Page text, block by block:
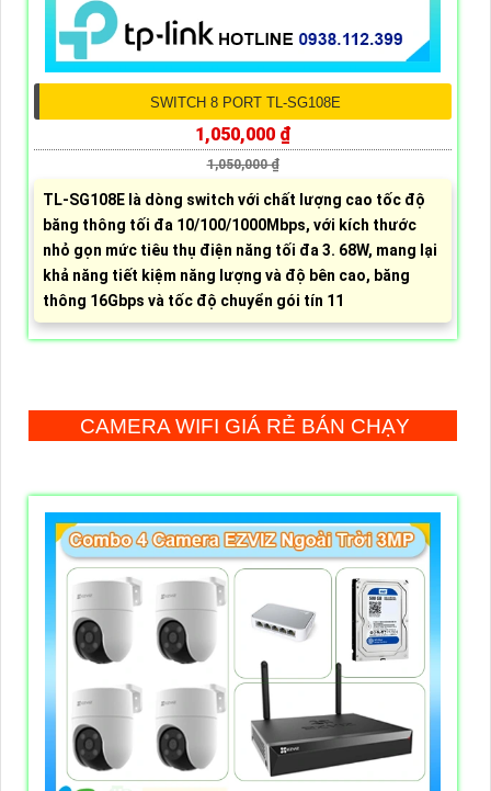
SWITCH 8 PORT TL-SG108E
1,050,000 ₫
1,050,000 ₫
TL-SG108E là dòng switch với chất lượng cao tốc độ
băng thông tối đa 10/100/1000Mbps, với kích thước
nhỏ gọn mức tiêu thụ điện năng tối đa 3. 68W, mang lại
khả năng tiết kiệm năng lượng và độ bên cao, băng
thông 16Gbps và tốc độ chuyển gói tín 11
CAMERA WIFI GIÁ RẺ BÁN CHẠY